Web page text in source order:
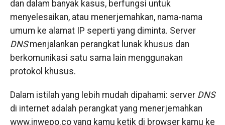
dan dalam banyak kasus, berfungsi untuk
menyelesaikan, atau menerjemahkan, nama-nama
umum ke alamat IP seperti yang diminta. Server
DNSmenjalankan perangkat lunak khusus dan
berkomunikasi satu sama lain menggunakan
protokol khusus.
Dalam istilah yang lebih mudah dipahami: server DNS
di internet adalah perangkat yang menerjemahkan
www.inwepo.co yang kamu ketik di browser kamu ke